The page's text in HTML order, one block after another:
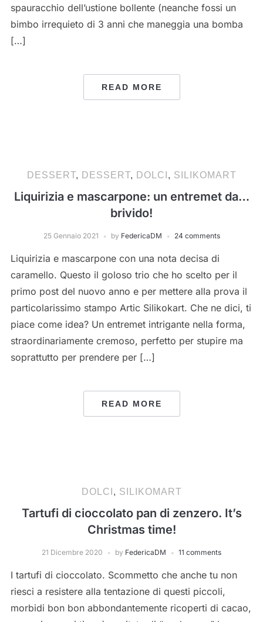
spauracchio dell’ustione bollente (neanche fossi un
bimbo irrequieto di 3 anni che maneggia una bomba
[…]
READ MORE
DESSERT, DESSERT, DOLCI , SILIKOMART
Liquirizia e mascarpone: un entremet da…
brivido!
25 Gennaio 2021 by FedericaDM 24 comments
Liquirizia e mascarpone con una nota decisa di
caramello. Questo il goloso trio che ho scelto per il
primo post del nuovo anno e per mettere alla prova il
particolarissimo stampo Artic Silikokart. Che ne dici, ti
piace come idea? Un entremet intrigante nella forma,
straordinariamente cremoso, perfetto per stupire ma
soprattutto per prendere per […]
READ MORE
DOLCI , SILIKOMART
Tartufi di cioccolato pan di zenzero. It’s
Christmas time!
21 Dicembre 2020 by FedericaDM 11 comments
I tartufi di cioccolato. Scommetto che anche tu non
riesci a resistere alla tentazione di questi piccoli,
morbidi bon bon abbondantemente ricoperti di cacao,